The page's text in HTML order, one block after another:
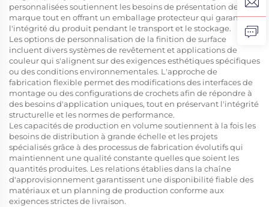
personnalisées soutiennent les besoins de présentation de la
marque tout en offrant un emballage protecteur qui garantit
l'intégrité du produit pendant le transport et le stockage.
Les options de personnalisation de la finition de surface
incluent divers systèmes de revêtement et applications de
couleur qui s'alignent sur des exigences esthétiques spécifiques
ou des conditions environnementales. L'approche de
fabrication flexible permet des modifications des interfaces de
montage ou des configurations de crochets afin de répondre à
des besoins d'application uniques, tout en préservant l'intégrité
structurelle et les normes de performance.
Les capacités de production en volume soutiennent à la fois les
besoins de distribution à grande échelle et les projets
spécialisés grâce à des processus de fabrication évolutifs qui
maintiennent une qualité constante quelles que soient les
quantités produites. Les relations établies dans la chaîne
d'approvisionnement garantissent une disponibilité fiable des
matériaux et un planning de production conforme aux
exigences strictes de livraison.